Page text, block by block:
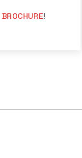
BROCHURE!